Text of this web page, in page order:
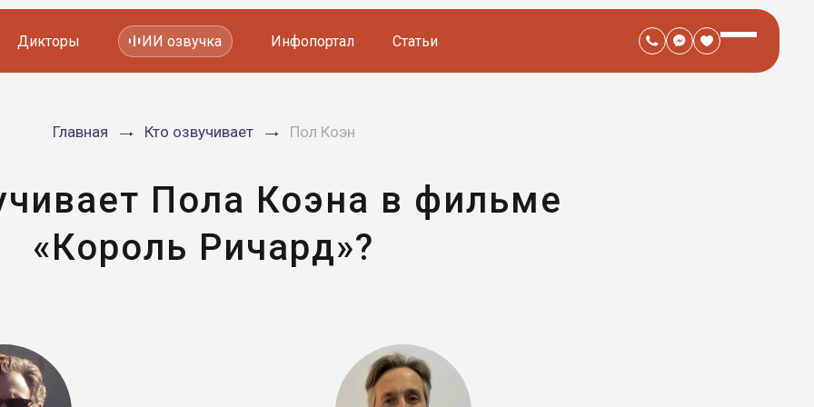
Мультфильмов
Дикторы ИИ озвучка Инфопортал Статьи
Главная Кто озвучивает Пол Коэн
Пола Коэна в фильме
«Король Ричард»?